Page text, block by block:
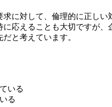
に対して、倫理的に正しい
応えることも大切ですが、
と考えています。
いる
る